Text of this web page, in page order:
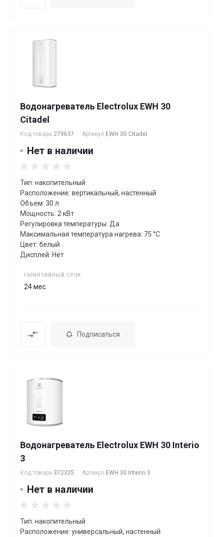
Водонагреватель Electrolux EWH 30
Citadel
Код товара 279637 Артикул EWH 30 Citadel
Нет в наличии
Тип: накопительный
Расположение: вертикальный, настенный
Объем: 30 л
Мощность: 2 кВт
Регулировка температуры: Да
Максимальная температура нагрева: 75 °C
Цвет: белый
Дисплей: Нет
ГАРАНТИЙНЫЙ СРОК
24 мес.
Подписаться
Водонагреватель Electrolux EWH 30 Interio
3
Код товара 372325 Артикул EWH 30 Interio 3
Нет в наличии
Тип: накопительный
Расположение: универсальный, настенный